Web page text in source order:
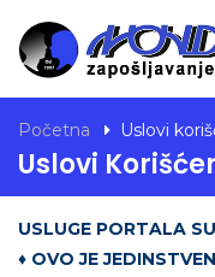
Početna Uslovi
Uslovi
USLUGE PORTALA
♦ OVO JE